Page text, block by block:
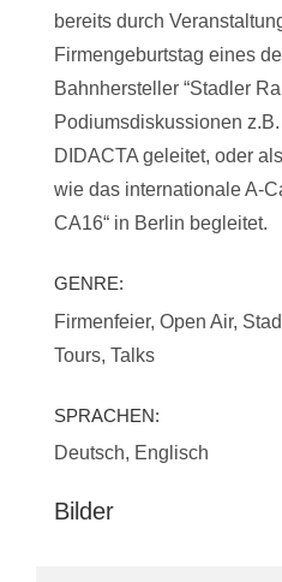
bereits durch
Firmengeburtstag eines
Bahnhersteller “Stadler
Podiumsdiskussionen
DIDACTA geleitet, oder
wie das internationale A-
CA16“ in Berlin begleitet.
GENRE:
Firmenfeier, Open Air,
Tours, Talks
SPRACHEN:
Deutsch, Englisch
Bilder